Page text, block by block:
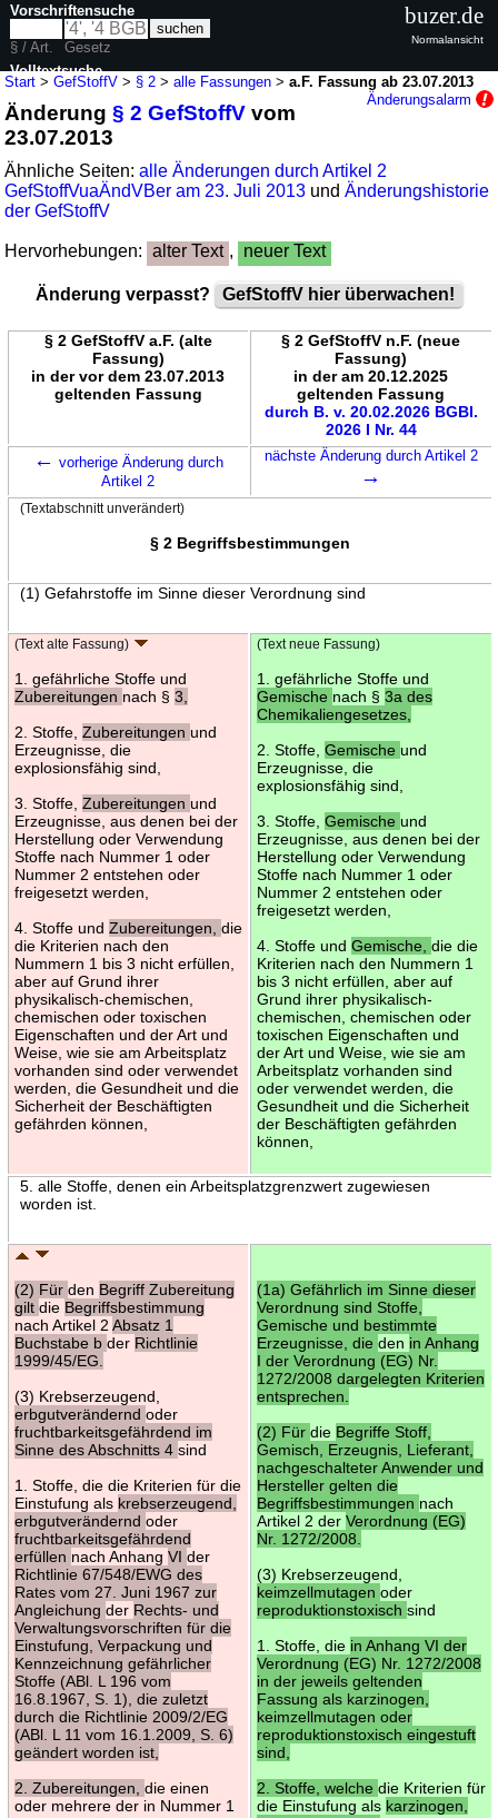
Start >GefStoffV > § 2 >alle Fassungen >a.F. Fassung ab 23.07.2013
Änderungsalarm
Änderung§ 2 GefStoffV vom
23.07.2013
Ähnliche Seiten:alle Änderungen durch Artikel 2
GefStoffVuaÄndVBer am 23. Juli 2013 undÄnderungshistorie
der GefStoffV
Hervorhebungen: alter Text , neuer Text
Änderung verpasst? GefStoffV hier überwachen!
§ 2 GefStoffV a.F. (alte
Fassung)
in der vor dem 23.07.2013
geltenden Fassung
§ 2 GefStoffV n.F. (neue
Fassung)
in der am 20.12.2025
geltenden Fassung
durch B. v. 20.02.2026 BGBl.
2026 I Nr. 44
← vorherige Änderung durch
Artikel 2
nächste Änderung durch Artikel 2
→
(Textabschnitt unverändert)
§ 2 Begriffsbestimmungen
(1) Gefahrstoffe im Sinne dieser Verordnung sind
(Text alte Fassung)
1. gefährliche Stoffe und
Zubereitungen nach § 3,
2. Stoffe, Zubereitungen und
Erzeugnisse, die
explosionsfähig sind,
3. Stoffe, Zubereitungen und
Erzeugnisse, aus denen bei der
Herstellung oder Verwendung
Stoffe nach Nummer 1 oder
Nummer 2 entstehen oder
freigesetzt werden,
4. Stoffe und Zubereitungen, die
die Kriterien nach den
Nummern 1 bis 3 nicht erfüllen,
aber auf Grund ihrer
physikalisch-chemischen,
chemischen oder toxischen
Eigenschaften und der Art und
Weise, wie sie am Arbeitsplatz
vorhanden sind oder verwendet
werden, die Gesundheit und die
Sicherheit der Beschäftigten
gefährden können,
(Text neue Fassung)
1. gefährliche Stoffe und
Gemische nach § 3a des
Chemikaliengesetzes,
2. Stoffe, Gemische und
Erzeugnisse, die
explosionsfähig sind,
3. Stoffe, Gemische und
Erzeugnisse, aus denen bei der
Herstellung oder Verwendung
Stoffe nach Nummer 1 oder
Nummer 2 entstehen oder
freigesetzt werden,
4. Stoffe und Gemische, die die
Kriterien nach den Nummern 1
bis 3 nicht erfüllen, aber auf
Grund ihrer physikalisch-
chemischen, chemischen oder
toxischen Eigenschaften und
der Art und Weise, wie sie am
Arbeitsplatz vorhanden sind
oder verwendet werden, die
Gesundheit und die Sicherheit
der Beschäftigten gefährden
können,
5. alle Stoffe, denen ein Arbeitsplatzgrenzwert zugewiesen
worden ist.
(2) Für den Begriff Zubereitung
gilt die Begriffsbestimmung
nach Artikel 2 Absatz 1
Buchstabe b der Richtlinie
1999/45/EG.
(3) Krebserzeugend,
erbgutverändernd oder
fruchtbarkeitsgefährdend im
Sinne des Abschnitts 4 sind
1. Stoffe, die die Kriterien für die
Einstufung als krebserzeugend,
erbgutverändernd oder
fruchtbarkeitsgefährdend
erfüllen nach Anhang VI der
Richtlinie 67/548/EWG des
Rates vom 27. Juni 1967 zur
Angleichung der Rechts- und
Verwaltungsvorschriften für die
Einstufung, Verpackung und
Kennzeichnung gefährlicher
Stoffe (ABl. L 196 vom
16.8.1967, S. 1), die zuletzt
durch die Richtlinie 2009/2/EG
(ABl. L 11 vom 16.1.2009, S. 6)
geändert worden ist,
2. Zubereitungen, die einen
oder mehrere der in Nummer 1
(1a) Gefährlich im Sinne dieser
Verordnung sind Stoffe,
Gemische und bestimmte
Erzeugnisse, die den in Anhang
I der Verordnung (EG) Nr.
1272/2008 dargelegten Kriterien
entsprechen.
(2) Für die Begriffe Stoff,
Gemisch, Erzeugnis, Lieferant,
nachgeschalteter Anwender und
Hersteller gelten die
Begriffsbestimmungen nach
Artikel 2 der Verordnung (EG)
Nr. 1272/2008.
(3) Krebserzeugend,
keimzellmutagen oder
reproduktionstoxisch sind
1. Stoffe, die in Anhang VI der
Verordnung (EG) Nr. 1272/2008
in der jeweils geltenden
Fassung als karzinogen,
keimzellmutagen oder
reproduktionstoxisch eingestuft
sind,
2. Stoffe, welche die Kriterien für
die Einstufung als karzinogen,
Vorschriftensuche
§ / Art.
Gesetz
Volltextsuche
nur in GefStoffV
buzer.de
Normalansicht